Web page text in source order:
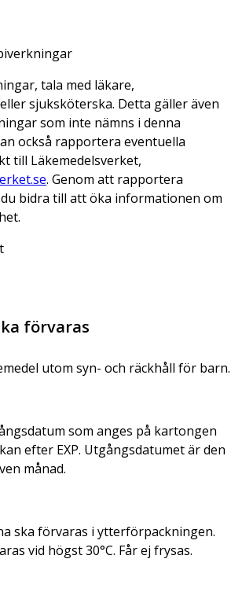
tala med läkare,
sjuksköterska. Detta gäller även
som inte nämns i denna
också rapportera eventuella
till Läkemedelsverket,
. Genom att rapportera
bidra till att öka informationen om
förvaras
utom syn- och räckhåll för barn.
som anges på kartongen
efter EXP. Utgångsdatumet är den
månad.
ska förvaras i ytterförpackningen.
vid högst 30°C. Får ej frysas.